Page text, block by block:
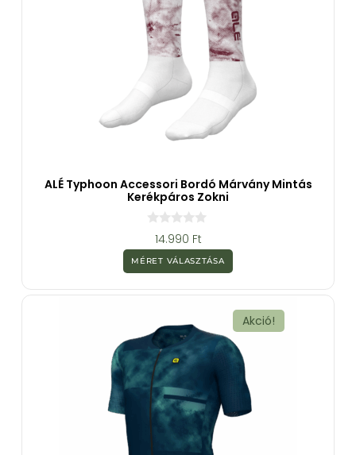
ALÉ Typhoon Accessori Bordó Márvány Mintás
Kerékpáros Zokni
z
5
b
14.990 Ft
MÉRET VÁLASZTÁSA
Akció!